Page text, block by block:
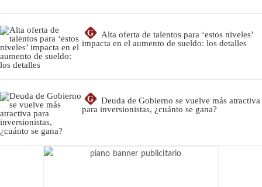
G
Alta oferta de talentos para ‘estos niveles’
impacta en el aumento de sueldo: los detalles
G
Deuda de Gobierno se vuelve más atractiva
para inversionistas, ¿cuánto se gana?